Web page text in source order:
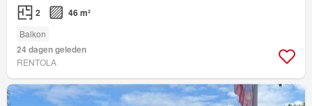
2 46 m²
Balkon
24 dagen geleden
RENTOLA